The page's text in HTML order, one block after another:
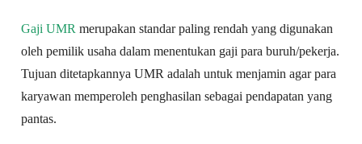
Gaji UMR merupakan standar paling rendah yang digunakan
oleh pemilik usaha dalam menentukan gaji para buruh/pekerja.
Tujuan ditetapkannya UMR adalah untuk menjamin agar para
karyawan memperoleh penghasilan sebagai pendapatan yang
pantas.